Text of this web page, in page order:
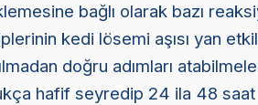
bağlı olarak bazı
kedi lösemi aşısı yan
doğru adımları
hafif seyredip 24 ila 48 saat